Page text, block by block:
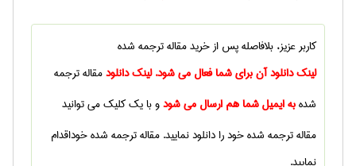
کاربر عزیز، بلافاصله پس از خریدمقاله ترجمه شده
لینک دانلود آن برای شما فعال می شود. لینک دانلودمقاله ترجمه
شدهبه ایمیل شما هم ارسال می شودو با یک کلیک می توانید
مقاله ترجمه شدهخود را دانلود نمایید.مقاله ترجمه شدهخوداقدام
نمایید.